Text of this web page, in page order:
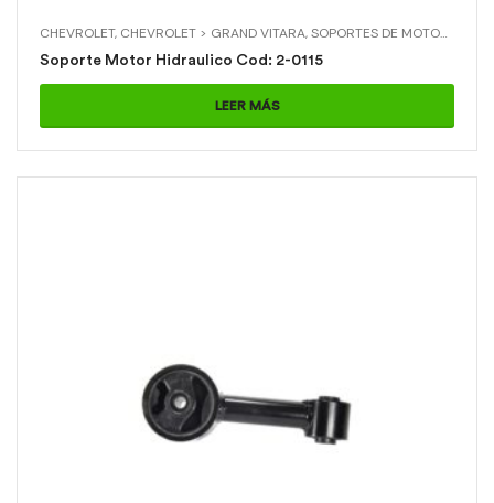
CHEVROLET, CHEVROLET > GRAND VITARA,SOPORTES DE MOTOR Y CAJA
Soporte Motor Hidraulico Cod: 2-0115
LEER MÁS